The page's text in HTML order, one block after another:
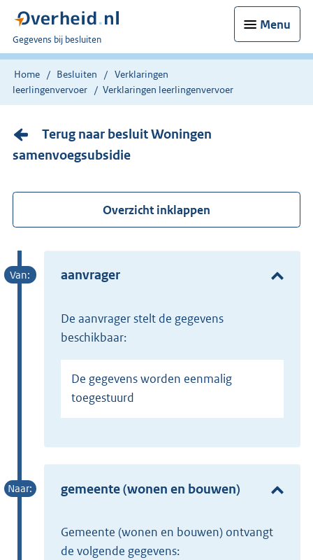
Menu
U
bent
nu
hier:
Gegevens bij besluiten
Home Besluiten
Verklaringen
leerlingenvervoer
Verklaringen leerlingenvervoer
Terug naar besluit Woningen
samenvoegsubsidie
Overzicht inklappen
aanvrager
de aanvrager stelt de gegevens
beschikbaar:
De gegevens worden eenmalig
toegestuurd
gemeente (wonen en bouwen)
gemeente (wonen en bouwen) ontvangt
de volgende gegevens: